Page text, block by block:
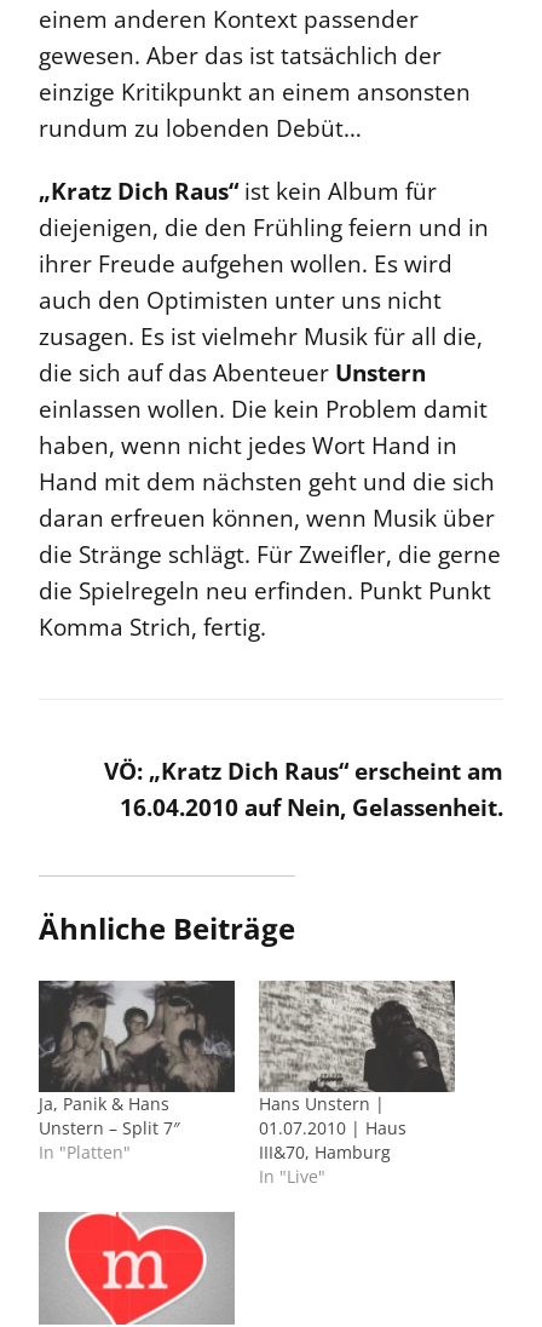
einem anderen Kontext passender
gewesen. Aber das ist tatsächlich der
einzige Kritikpunkt an einem ansonsten
rundum zu lobenden Debüt…
„Kratz Dich Raus“ist kein Album für
diejenigen, die den Frühling feiern und in
ihrer Freude aufgehen wollen. Es wird
auch den Optimisten unter uns nicht
zusagen. Es ist vielmehr Musik für all die,
die sich auf das Abenteuer Unstern
einlassen wollen. Die kein Problem damit
haben, wenn nicht jedes Wort Hand in
Hand mit dem nächsten geht und die sich
daran erfreuen können, wenn Musik über
die Stränge schlägt. Für Zweifler, die gerne
die Spielregeln neu erfinden. Punkt Punkt
Komma Strich, fertig.
VÖ: „Kratz Dich Raus“ erscheint am
16.04.2010 auf Nein, Gelassenheit.
Ähnliche Beiträge
Ja, Panik & Hans
Unstern – Split 7″
In "Platten"
Hans Unstern |
01.07.2010 | Haus
III&70, Hamburg
In "Live"